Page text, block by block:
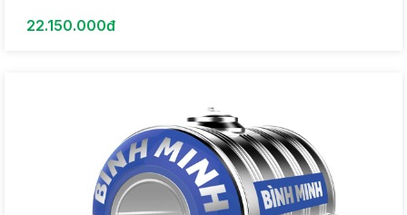
22.150.000đ